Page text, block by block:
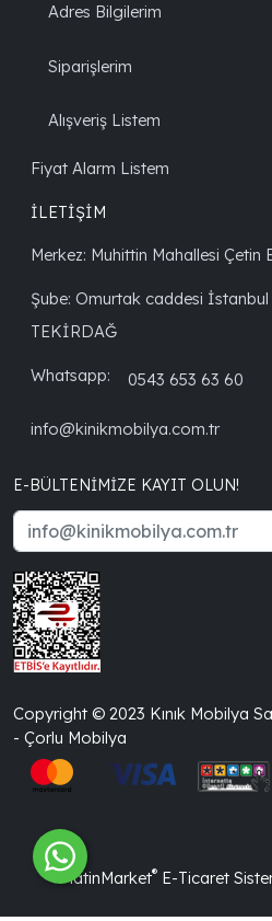
Adres Bilgilerim
Siparişlerim
Alışveriş Listem
Fiyat Alarm Listem
İLETİŞİM
Merkez: Muhittin Mahallesi Çetin
Şube: Omurtak caddesi İstanbul
TEKİRDAĞ
Whatsapp: 0543 653 63 60
info@kinikmobilya.com.tr
E-BÜLTENIMIZE KAYIT OLUN!
Copyright © 2023 Kınık Mobilya
- Çorlu Mobilya
PlatinMarket® E-Ticaret